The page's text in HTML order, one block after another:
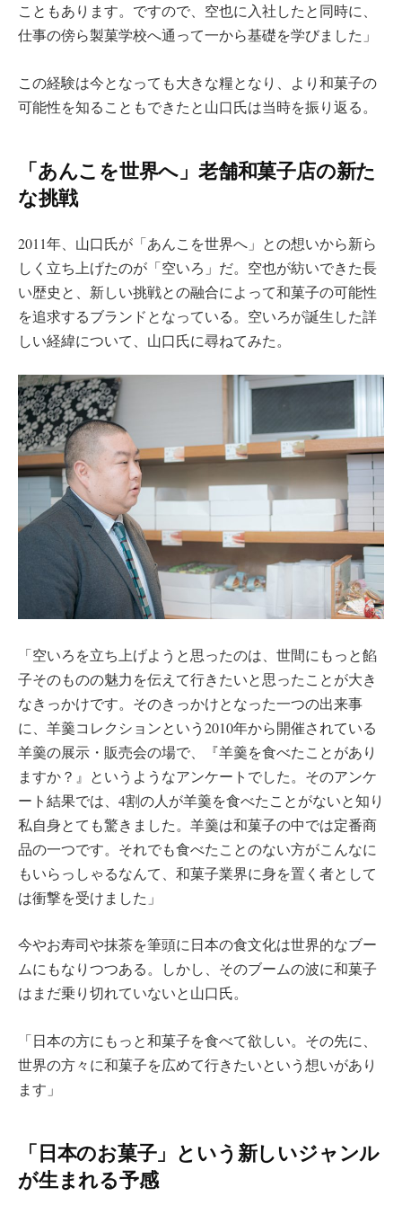
こともあります。ですので、空也に入社したと同時に、
仕事の傍ら製菓学校へ通って一から基礎を学びました」
この経験は今となっても大きな糧となり、より和菓子の
可能性を知ることもできたと山口氏は当時を振り返る。
「あんこを世界へ」老舗和菓子店の新た
な挑戦
2011年、山口氏が「あんこを世界へ」との想いから新ら
しく立ち上げたのが「空いろ」だ。空也が紡いできた長
い歴史と、新しい挑戦との融合によって和菓子の可能性
を追求するブランドとなっている。空いろが誕生した詳
しい経緯について、山口氏に尋ねてみた。
「空いろを立ち上げようと思ったのは、世間にもっと餡
子そのものの魅力を伝えて行きたいと思ったことが大き
なきっかけです。そのきっかけとなった一つの出来事
に、羊羹コレクションという2010年から開催されている
羊羹の展示・販売会の場で、『羊羹を食べたことがあり
ますか？』というようなアンケートでした。そのアンケ
ート結果では、4割の人が羊羹を食べたことがないと知り
私自身とても驚きました。羊羹は和菓子の中では定番商
品の一つです。それでも食べたことのない方がこんなに
もいらっしゃるなんて、和菓子業界に身を置く者として
は衝撃を受けました」
今やお寿司や抹茶を筆頭に日本の食文化は世界的なブー
ムにもなりつつある。しかし、そのブームの波に和菓子
はまだ乗り切れていないと山口氏。
「日本の方にもっと和菓子を食べて欲しい。その先に、
世界の方々に和菓子を広めて行きたいという想いがあり
ます」
「日本のお菓子」という新しいジャンル
が生まれる予感